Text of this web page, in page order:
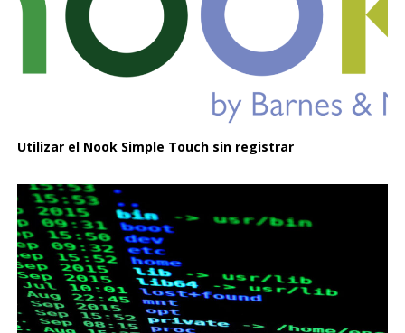
Utilizar el Nook Simple Touch sin registrar